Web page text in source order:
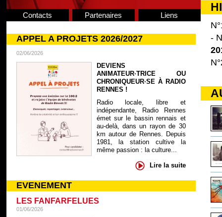
Contacts Partenaires Liens
APPEL A PROJETS 2026/2027
02/06/2026
DEVIENS
ANIMATEUR·TRICE OU
CHRONIQUEUR·SE À RADIO
RENNES !
Radio locale, libre et
indépendante, Radio Rennes
émet sur le bassin rennais et
au-delà, dans un rayon de 30
km autour de Rennes. Depuis
1981, la station cultive la
même passion : la culture...
Lire la suite
EVENEMENT
LES FANFARFELUES
01/06/2026
-